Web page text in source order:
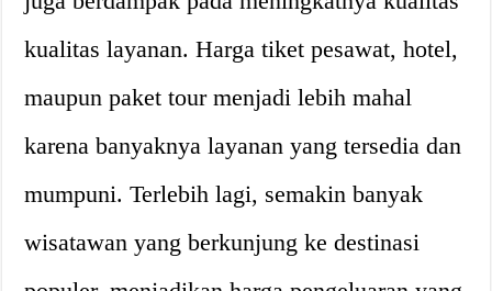
kualitas layanan. Harga tiket pesawat, hotel,
maupun paket tour menjadi lebih mahal
karena banyaknya layanan yang tersedia dan
mumpuni. Terlebih lagi, semakin banyak
wisatawan yang berkunjung ke destinasi